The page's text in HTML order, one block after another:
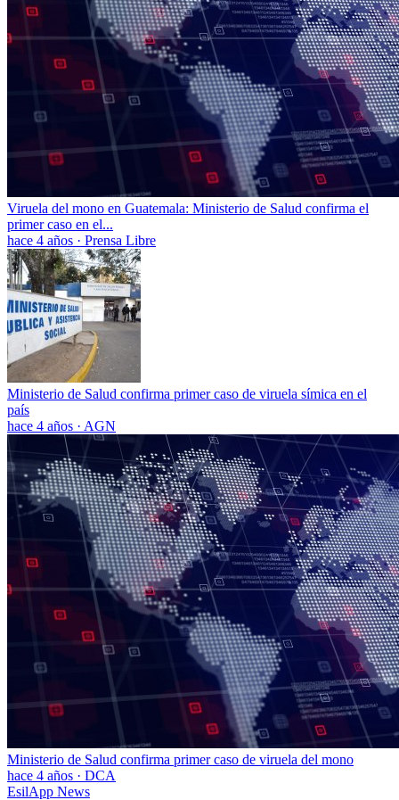
Viruela del mono en Guatemala: Ministerio de Salud confirma el
primer caso en el...
hace 4 años · Prensa Libre
Ministerio de Salud confirma primer caso de viruela símica en el
país
hace 4 años · AGN
Ministerio de Salud confirma primer caso de viruela del mono
hace 4 años · DCA
EsilApp News